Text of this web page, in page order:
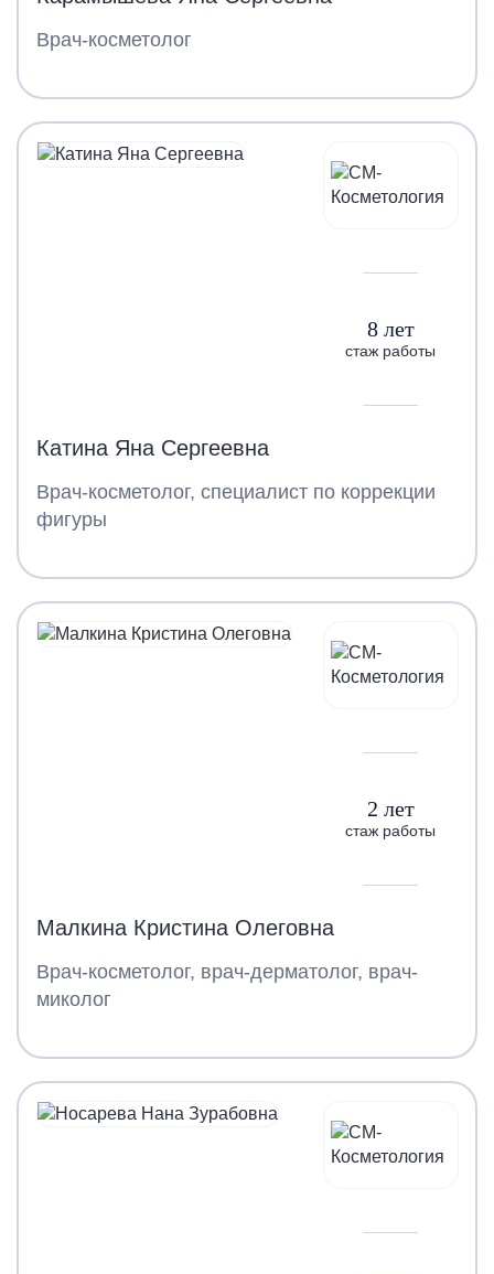
Врач-косметолог
8 лет
стаж работы
Катина Яна Сергеевна
Врач-косметолог, специалист по коррекции
фигуры
2 лет
стаж работы
Малкина Кристина Олеговна
Врач-косметолог, врач-дерматолог, врач-
миколог